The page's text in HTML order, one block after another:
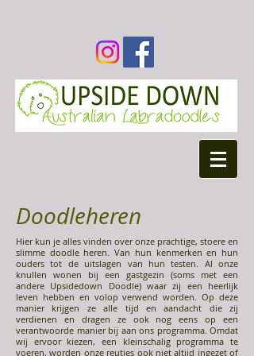
Doodleheren
Hier kun je alles vinden over onze prachtige, stoere en
slimme doodle heren. Van hun kenmerken en hun
ouders tot de uitslagen van hun testen. Al onze
knullen wonen bij een gastgezin (soms met een
andere Upsidedown Doodle) waar zij een heerlijk
leven hebben en volop verwend worden. Op deze
manier krijgen ze alle tijd en aandacht die zij
verdienen en dragen ze ook nog eens op een
verantwoorde manier bij aan ons programma. Omdat
wij ervoor kiezen, een kleinschalig programma te
voeren, worden onze reutjes ook niet altijd ingezet of